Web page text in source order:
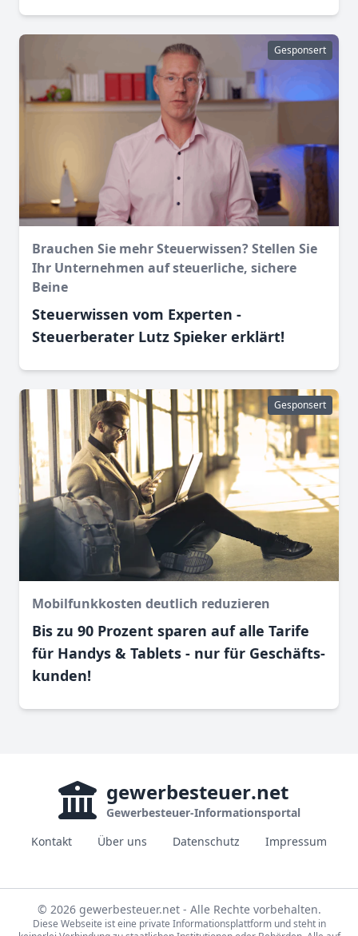
Gesponsert
Brauchen Sie mehr Steuerwissen? Stellen Sie
Ihr Unternehmen auf steuerliche, sichere
Beine
Steuerwissen vom Experten -
Steuerberater Lutz Spieker erklärt!
Gesponsert
Mobilfunkkosten deutlich reduzieren
Bis zu 90 Prozent sparen auf alle Tarife
für Handys & Tablets - nur für Geschäfts­
kunden!
gewerbesteuer.net
Gewerbesteuer-Informationsportal
Kontakt
Über uns Datenschutz Impressum
© 2026 gewerbesteuer.net - Alle Rechte vorbehalten.
Diese Webseite ist eine private Informationsplattform und steht in